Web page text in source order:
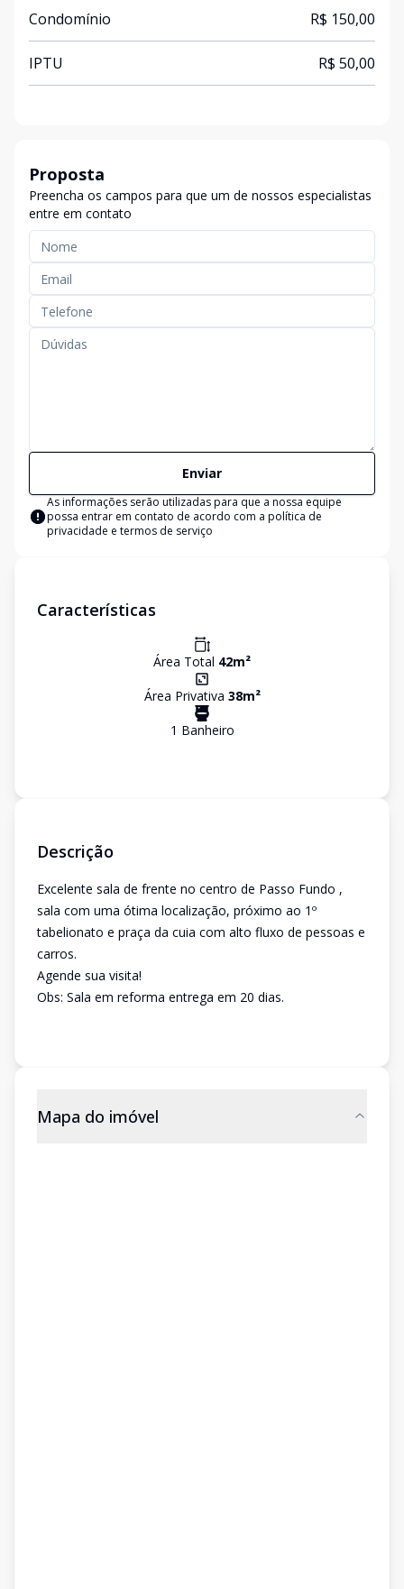
Condomínio R$ 150,00
IPTU R$ 50,00
Proposta
Preencha os campos para que um de nossos especialistas
entre em contato
Enviar
As informações serão utilizadas para que a nossa equipe
possa entrar em contato de acordo com a política de
privacidade e termos de serviço
Características
Área Total 42m²
Área Privativa 38m²
1 Banheiro
Descrição
Excelente sala de frente no centro de Passo Fundo ,
sala com uma ótima localização, próximo ao 1º
tabelionato e praça da cuia com alto fluxo de pessoas e
carros.
Agende sua visita!
Obs: Sala em reforma entrega em 20 dias.
Mapa do imóvel